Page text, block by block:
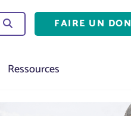
FAIRE UN DON
Ressources